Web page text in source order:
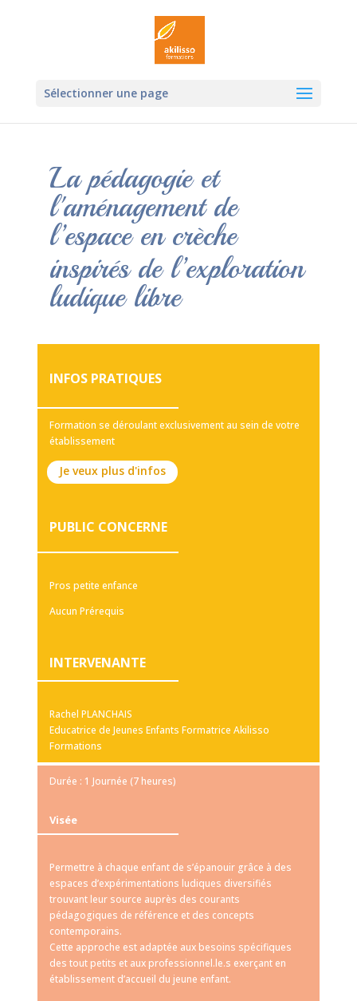
Sélectionner une page
La pédagogie et
l'aménagement de
l’espace en crèche
inspirés de l’exploration
ludique libre
INFOS PRATIQUES
Formation se déroulant exclusivement au sein de votre
établissement
Je veux plus d'infos
PUBLIC CONCERNE
Pros petite enfance
Aucun Prérequis
INTERVENANTE
Rachel PLANCHAIS
Educatrice de Jeunes Enfants Formatrice Akilisso
Formations
Durée : 1 Journée (7 heures)
Visée
Permettre à chaque enfant de s’épanouir grâce à des
espaces d’expérimentations ludiques diversifiés
trouvant leur source auprès des courants
pédagogiques de référence et des concepts
contemporains.
Cette approche est adaptée aux besoins spécifiques
des tout petits et aux professionnel.le.s exerçant en
établissement d’accueil du jeune enfant.